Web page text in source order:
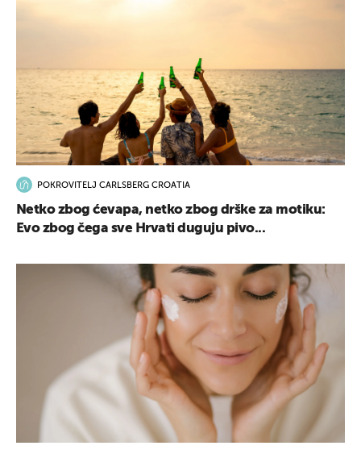
POKROVITELJ CARLSBERG CROATIA
Netko zbog ćevapa, netko zbog drške za motiku:
Evo zbog čega sve Hrvati duguju pivo...